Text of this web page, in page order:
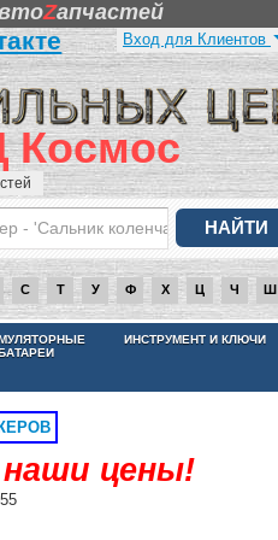
Zапчастей
Космос
Вход для Клиентов
С Т У Ф Х Ц Ч Ш
НАШИ ЦЕНЫИНСТРУМЕНТ И КЛЮЧИ
цены!